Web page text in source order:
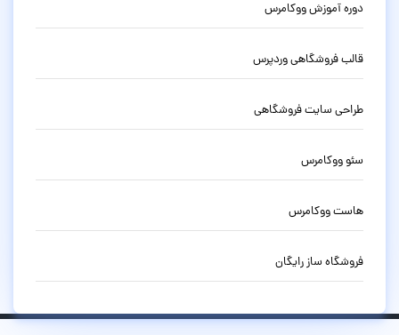
دوره آموزش ووکامرس
قالب فروشگاهی وردپرس
طراحی سایت فروشگاهی
سئو ووکامرس
هاست ووکامرس
فروشگاه ساز رایگان